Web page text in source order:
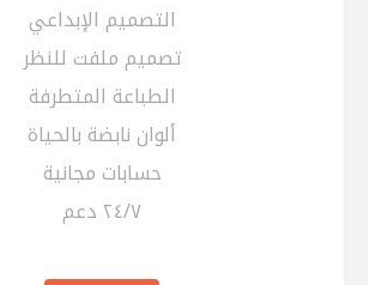
التصميم الإبداعي
تصميم ملفت للنظر
الطباعة المتطرفة
ألوان نابضة بالحياة
حسابات مجانية
٢٤/٧ دعم